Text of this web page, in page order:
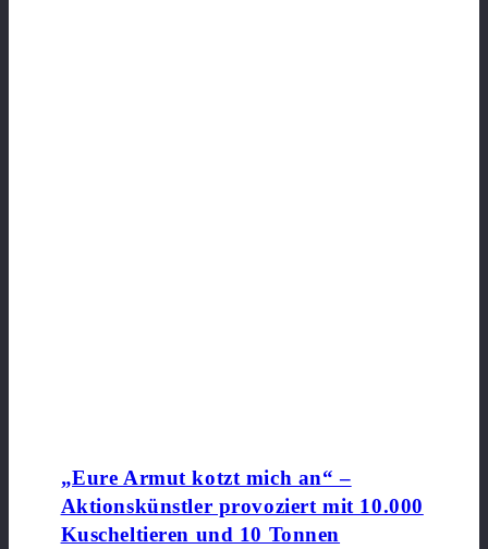
„Eure Armut kotzt mich an“ –
Aktionskünstler provoziert mit 10.000
Kuscheltieren und 10 Tonnen